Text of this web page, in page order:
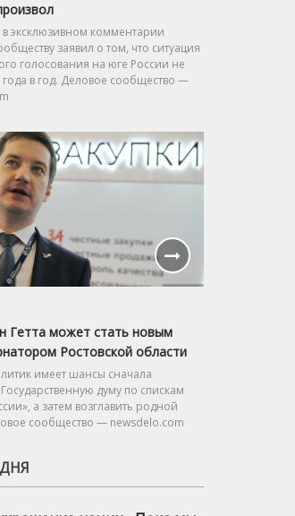
эксклюзивном комментарии
заявил о том, что ситуация
голосования на юге России не
года в год. Деловое сообщество —
Гетта может стать новым
Ростовской области
имеет шансы сначала
думу по спискам
а затем возглавить родной
сообщество — newsdelo.com